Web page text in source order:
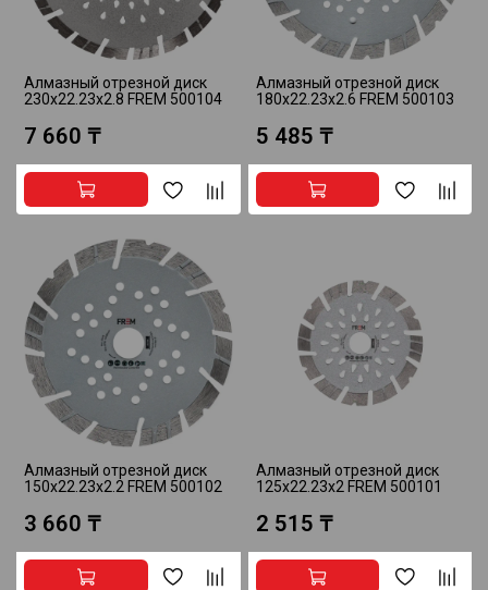
Алмазный отрезной диск
230x22.23x2.8 FREM 500104
7 660 ₸
Алмазный отрезной диск
180x22.23x2.6 FREM 500103
5 485 ₸
Алмазный отрезной диск
150x22.23x2.2 FREM 500102
3 660 ₸
Алмазный отрезной диск
125х22.23х2 FREM 500101
2 515 ₸